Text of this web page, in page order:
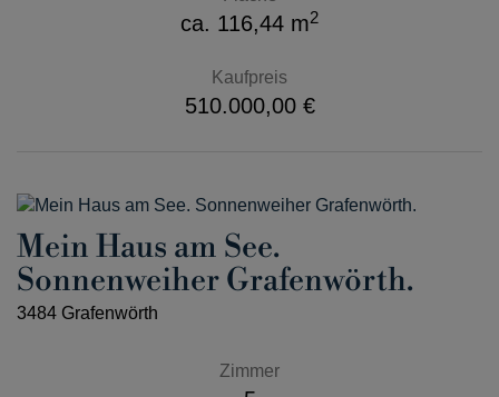
ca. 116,44 m2
Kaufpreis
510.000,00 €
Mein Haus am See.
Sonnenweiher Grafenwörth.
3484 Grafenwörth
Zimmer